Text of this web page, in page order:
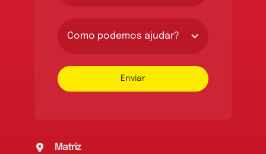
Enviar
Matriz